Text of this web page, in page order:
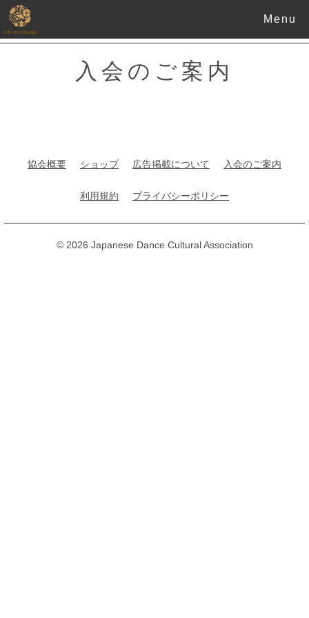
Menu
入会のご案内
協会概要 ショップ 広告掲載について 入会のご案内
利用規約 プライバシーポリシー
© 2026 Japanese Dance Cultural Association